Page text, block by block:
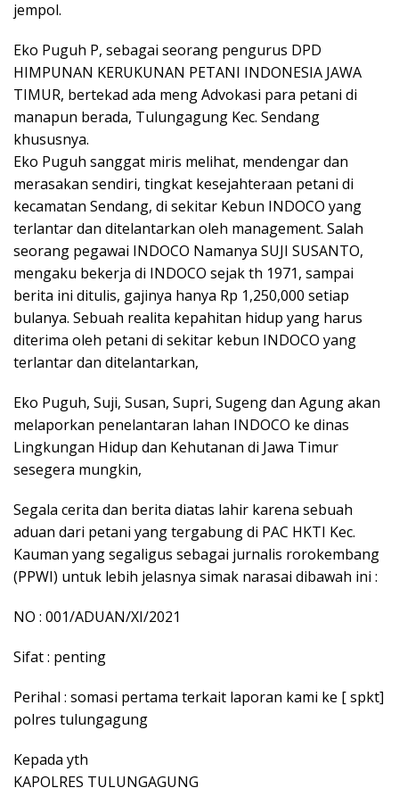
jempol.
Eko Puguh P, sebagai seorang pengurus DPD
HIMPUNAN KERUKUNAN PETANI INDONESIA JAWA
TIMUR, bertekad ada meng Advokasi para petani di
manapun berada, Tulungagung Kec. Sendang
khususnya.
Eko Puguh sanggat miris melihat, mendengar dan
merasakan sendiri, tingkat kesejahteraan petani di
kecamatan Sendang, di sekitar Kebun INDOCO yang
terlantar dan ditelantarkan oleh management. Salah
seorang pegawai INDOCO Namanya SUJI SUSANTO,
mengaku bekerja di INDOCO sejak th 1971, sampai
berita ini ditulis, gajinya hanya Rp 1,250,000 setiap
bulanya. Sebuah realita kepahitan hidup yang harus
diterima oleh petani di sekitar kebun INDOCO yang
terlantar dan ditelantarkan,
Eko Puguh, Suji, Susan, Supri, Sugeng dan Agung akan
melaporkan penelantaran lahan INDOCO ke dinas
Lingkungan Hidup dan Kehutanan di Jawa Timur
sesegera mungkin,
Segala cerita dan berita diatas lahir karena sebuah
aduan dari petani yang tergabung di PAC HKTI Kec.
Kauman yang segaligus sebagai jurnalis rorokembang
(PPWI) untuk lebih jelasnya simak narasai dibawah ini :
NO : 001/ADUAN/XI/2021
Sifat : penting
Perihal : somasi pertama terkait laporan kami ke [ spkt]
polres tulungagung
Kepada yth
KAPOLRES TULUNGAGUNG